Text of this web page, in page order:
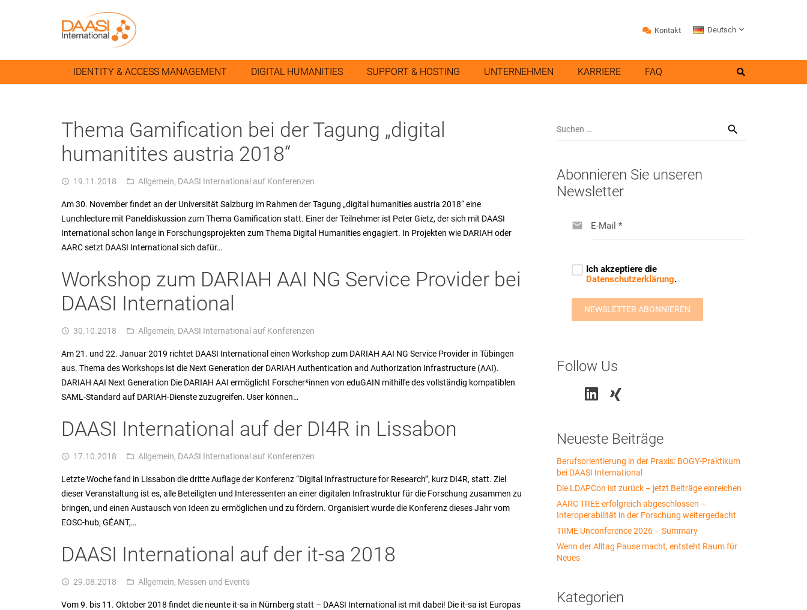
Kontakt Deutsch
IDENTITY & ACCESS MANAGEMENT DIGITAL HUMANITIES SUPPORT & HOSTING UNTERNEHMEN KARRIERE FAQ
Thema Gamification bei der Tagung „digital
humanitites austria 2018“
access_time 19.11.2018 folder_open Allgemein, DAASI International auf Konferenzen
Am 30. November findet an der Universität Salzburg im Rahmen der Tagung „digital humanities austria 2018“ eine
Lunchlecture mit Paneldiskussion zum Thema Gamification statt. Einer der Teilnehmer ist Peter Gietz, der sich mit DAASI
International schon lange in Forschungsprojekten zum Thema Digital Humanities engagiert. In Projekten wie DARIAH oder
AARC setzt DAASI International sich dafür…
Workshop zum DARIAH AAI NG Service Provider bei
DAASI International
access_time 30.10.2018 folder_open Allgemein, DAASI International auf Konferenzen
Am 21. und 22. Januar 2019 richtet DAASI International einen Workshop zum DARIAH AAI NG Service Provider in Tübingen
aus. Thema des Workshops ist die Next Generation der DARIAH Authentication and Authorization Infrastructure (AAI).
DARIAH AAI Next Generation Die DARIAH AAI ermöglicht Forscher*innen von eduGAIN mithilfe des vollständig kompatiblen
SAML-Standard auf DARIAH-Dienste zuzugreifen. User können…
DAASI International auf der DI4R in Lissabon
access_time 17.10.2018 folder_open Allgemein, DAASI International auf Konferenzen
Letzte Woche fand in Lissabon die dritte Auflage der Konferenz “Digital Infrastructure for Research”, kurz DI4R, statt. Ziel
dieser Veranstaltung ist es, alle Beteiligten und Interessenten an einer digitalen Infrastruktur für die Forschung zusammen zu
bringen, und einen Austausch von Ideen zu ermöglichen und zu fördern. Organisiert wurde die Konferenz dieses Jahr vom
EOSC-hub, GÉANT,…
DAASI International auf der it-sa 2018
access_time 29.08.2018 folder_open Allgemein, Messen und Events
Vom 9. bis 11. Oktober 2018 findet die neunte it-sa in Nürnberg statt – DAASI International ist mit dabei! Die it-sa ist Europas
Suchen
nach:
Abonnieren Sie unseren
Newsletter
Follow Us
Neueste Beiträge
Berufsorientierung in der Praxis: BOGY-Praktikum
bei DAASI International
Die LDAPCon ist zurück – jetzt Beiträge einreichen
AARC TREE erfolgreich abgeschlossen –
Interoperabilität in der Forschung weitergedacht
TIIME Unconference 2026 – Summary
Wenn der Alltag Pause macht, entsteht Raum für
Neues
Kategorien